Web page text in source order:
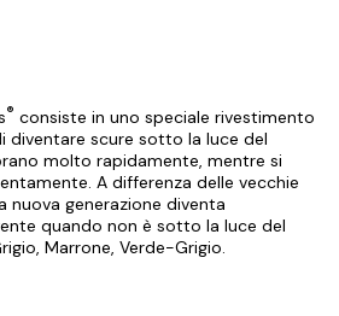
® consiste in uno speciale rivestimento
diventare scure sotto la luce del
molto rapidamente, mentre si
A differenza delle vecchie
nuova generazione diventa
quando non è sotto la luce del
Marrone, Verde-Grigio.